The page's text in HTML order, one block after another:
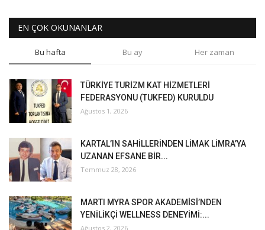
EN ÇOK OKUNANLAR
Bu hafta Bu ay Her zaman
TÜRKİYE TURİZM KAT HİZMETLERİ
FEDERASYONU (TUKFED) KURULDU
Ağustos 1, 2026
KARTAL’IN SAHİLLERİNDEN LİMAK LİMRA’YA
UZANAN EFSANE BİR...
Temmuz 28, 2026
MARTI MYRA SPOR AKADEMİSİ’NDEN
YENİLİKÇİ WELLNESS DENEYİMİ:...
Ağustos 2, 2026